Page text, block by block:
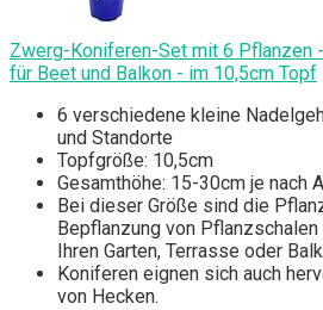
Zwerg-Koniferen-Set mit 6 Pflanzen
für Beet und Balkon - im 10,5cm Topf
6 verschiedene kleine
und Standorte
Topfgröße: 10,5cm
Gesamthöhe: 15-30cm je nach
Bei dieser Größe sind die
Bepflanzung von
Ihren Garten, Terrasse oder
Koniferen eignen sich auch
von Hecken.